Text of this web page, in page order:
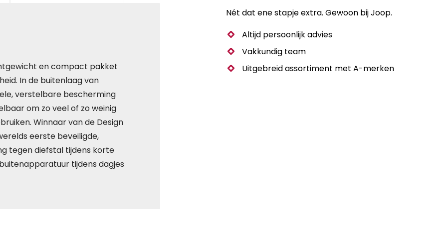
en compact pakket
In de buitenlaag van
verstelbare bescherming
om zo veel of zo weinig
Winnaar van de Design
eerste beveiligde,
tegen diefstal tijdens korte
tijdens dagjes
Nét dat ene stapje extra. Gewoon bij Joop.
Altijd persoonlijk advies
Vakkundig team
Uitgebreid assortiment met A-merken